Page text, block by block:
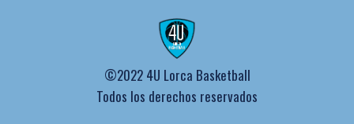
©2022 4U Lorca Basketball
Todos los derechos reservados